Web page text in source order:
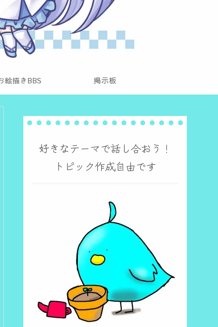
絵描きBBS 掲示板
好きなテーマで話し合おう！
トピック作成自由です